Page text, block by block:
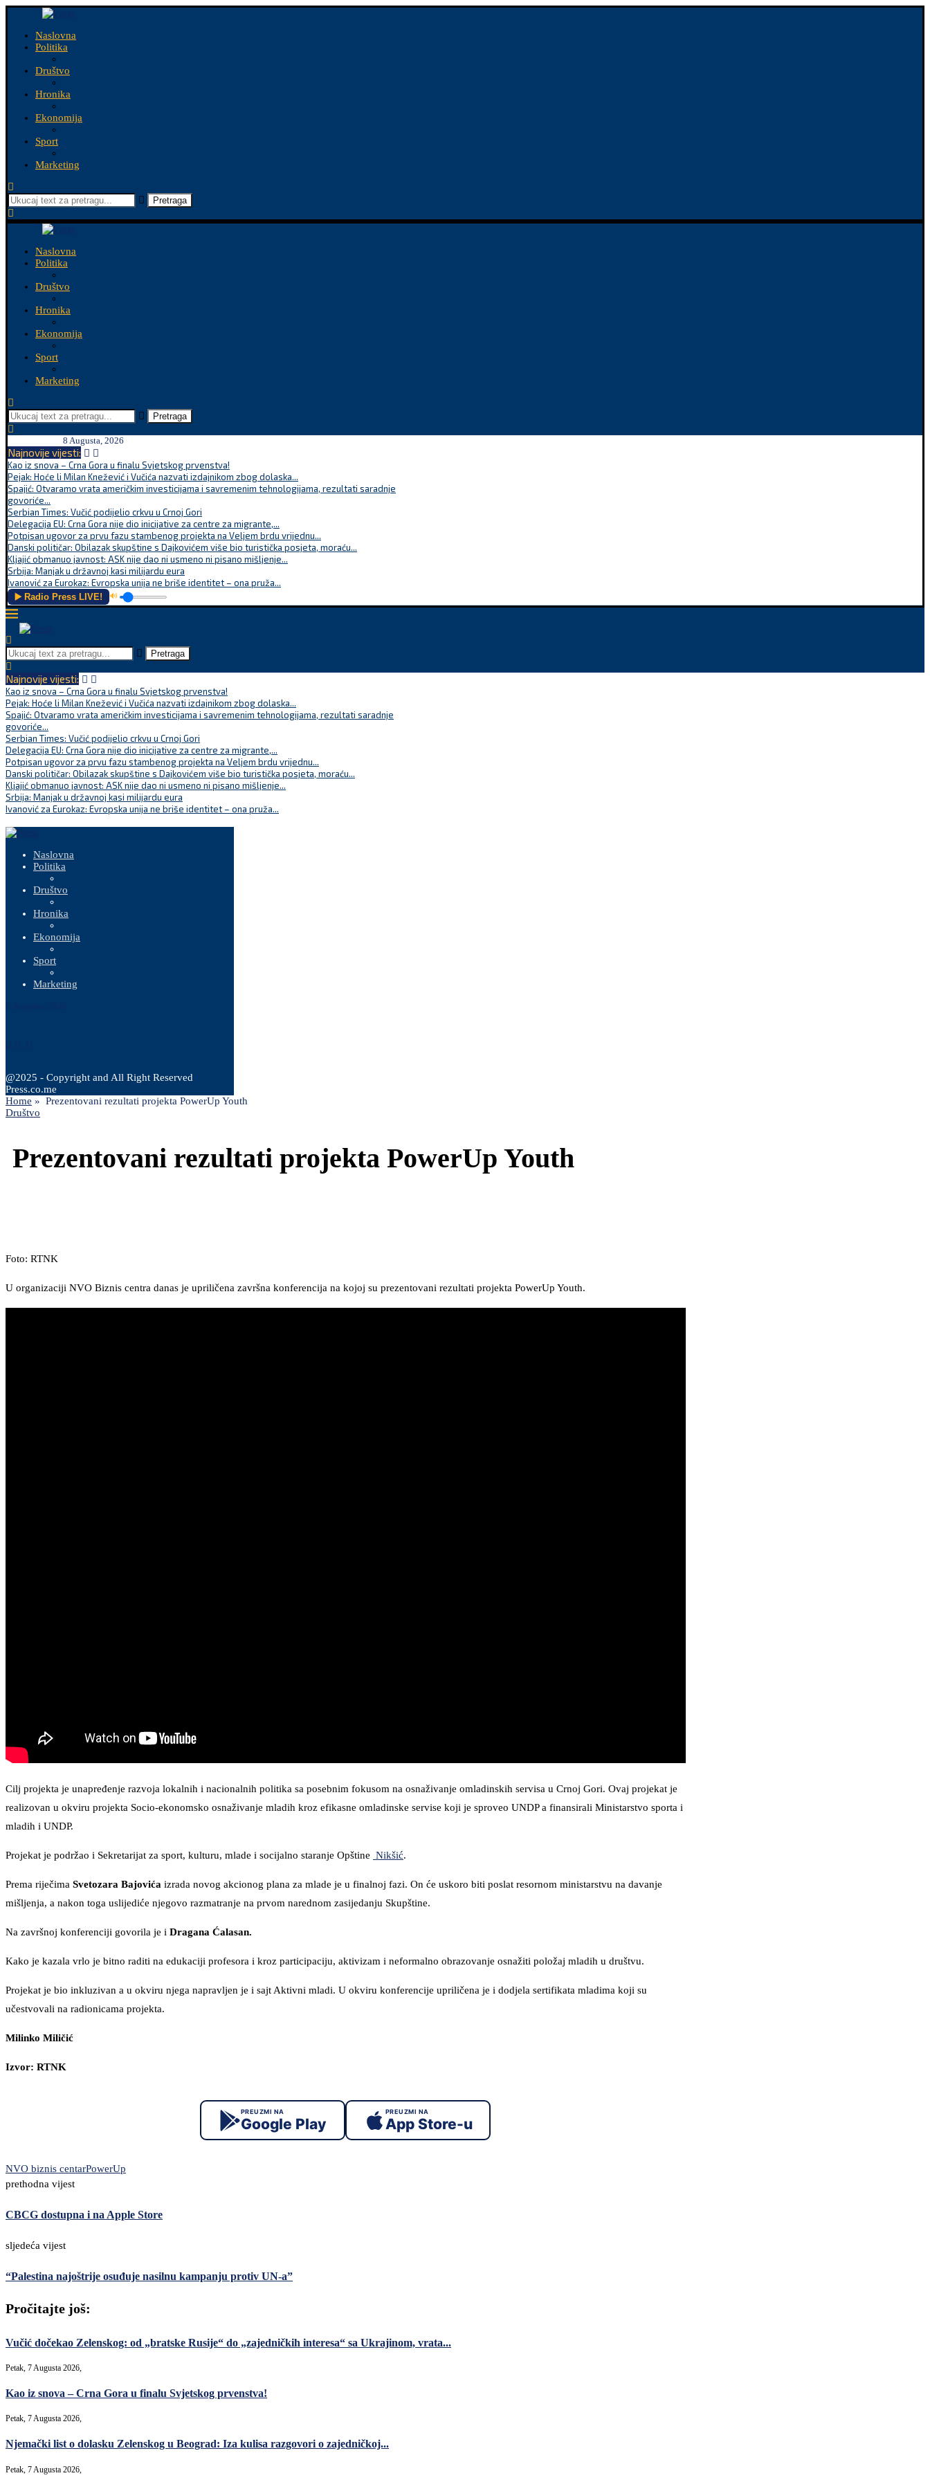
Naslovna
Politika
Društvo
Hronika
Ekonomija
Sport
Marketing
Pretraga
Naslovna
Politika
Društvo
Hronika
Ekonomija
Sport
Marketing
Pretraga
8 Augusta, 2026
Najnovije vijesti:
Kao iz snova – Crna Gora u finalu Svjetskog prvenstva!
Pejak: Hoće li Milan Knežević i Vučića nazvati izdajnikom zbog dolaska...
Spajić: Otvaramo vrata američkim investicijama i savremenim tehnologijama, rezultati saradnje
govoriće...
Serbian Times: Vučić podijelio crkvu u Crnoj Gori
Delegacija EU: Crna Gora nije dio inicijative za centre za migrante,...
Potpisan ugovor za prvu fazu stambenog projekta na Veljem brdu vrijednu...
Danski političar: Obilazak skupštine s Dajkovićem više bio turistička posjeta, moraću...
Kljajić obmanuo javnost: ASK nije dao ni usmeno ni pisano mišljenje...
Srbija: Manjak u državnoj kasi milijardu eura
Ivanović za Eurokaz: Evropska unija ne briše identitet – ona pruža...
▶️ Radio Press LIVE! 🔊
Pretraga
Najnovije vijesti:
Kao iz snova – Crna Gora u finalu Svjetskog prvenstva!
Pejak: Hoće li Milan Knežević i Vučića nazvati izdajnikom zbog dolaska...
Spajić: Otvaramo vrata američkim investicijama i savremenim tehnologijama, rezultati saradnje
govoriće...
Serbian Times: Vučić podijelio crkvu u Crnoj Gori
Delegacija EU: Crna Gora nije dio inicijative za centre za migrante,...
Potpisan ugovor za prvu fazu stambenog projekta na Veljem brdu vrijednu...
Danski političar: Obilazak skupštine s Dajkovićem više bio turistička posjeta, moraću...
Kljajić obmanuo javnost: ASK nije dao ni usmeno ni pisano mišljenje...
Srbija: Manjak u državnoj kasi milijardu eura
Ivanović za Eurokaz: Evropska unija ne briše identitet – ona pruža...
Naslovna
Politika
Društvo
Hronika
Ekonomija
Sport
Marketing
@2025 - Copyright and All Right Reserved
Press.co.me
Home » Prezentovani rezultati projekta PowerUp Youth
Društvo
Prezentovani rezultati projekta PowerUp Youth
Foto: RTNK
U organizaciji NVO Biznis centra danas je upriličena završna konferencija na kojoj su prezentovani rezultati projekta PowerUp Youth.
Cilj projekta je unapređenje razvoja lokalnih i nacionalnih politika sa posebnim fokusom na osnaživanje omladinskih servisa u Crnoj Gori. Ovaj projekat je
realizovan u okviru projekta Socio-ekonomsko osnaživanje mladih kroz efikasne omladinske servise koji je sproveo UNDP a finansirali Ministarstvo sporta i
mladih i UNDP.
Projekat je podržao i Sekretarijat za sport, kulturu, mlade i socijalno staranje Opštine Nikšić.
Prema riječima Svetozara Bajovića izrada novog akcionog plana za mlade je u finalnoj fazi. On će uskoro biti poslat resornom ministarstvu na davanje
mišljenja, a nakon toga uslijediće njegovo razmatranje na prvom narednom zasijedanju Skupštine.
Na završnoj konferenciji govorila je i Dragana Ćalasan.
Kako je kazala vrlo je bitno raditi na edukaciji profesora i kroz participaciju, aktivizam i neformalno obrazovanje osnažiti položaj mladih u društvu.
Projekat je bio inkluzivan a u okviru njega napravljen je i sajt Aktivni mladi. U okviru konferencije upriličena je i dodjela sertifikata mladima koji su
učestvovali na radionicama projekta.
Milinko Miličić
Izvor: RTNK
PREUZMI NA
Google Play
PREUZMI NA
App Store-u
NVO biznis centarPowerUp
prethodna vijest
CBCG dostupna i na Apple Store
sljedeća vijest
“Palestina najoštrije osuđuje nasilnu kampanju protiv UN-a”
Pročitajte još:
Vučić dočekao Zelenskog: od „bratske Rusije“ do „zajedničkih interesa“ sa Ukrajinom, vrata...
Petak, 7 Augusta 2026,
Kao iz snova – Crna Gora u finalu Svjetskog prvenstva!
Petak, 7 Augusta 2026,
Njemački list o dolasku Zelenskog u Beograd: Iza kulisa razgovori o zajedničkoj...
Petak, 7 Augusta 2026,